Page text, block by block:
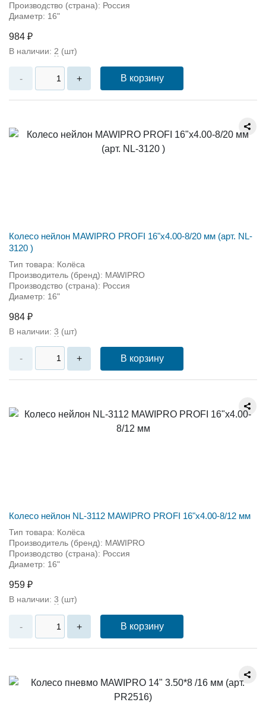
Производство (страна): Россия
Диаметр: 16"
984 ₽
В наличии: 2 (шт)
- + В корзину
Колесо нейлон MAWIPRO PROFI 16"х4.00-8/20 мм (арт. NL-
3120 )
Тип товара: Колёса
Производитель (бренд): MAWIPRO
Производство (страна): Россия
Диаметр: 16"
984 ₽
В наличии: 3 (шт)
- + В корзину
Колесо нейлон NL-3112 MAWIPRO PROFI 16"х4.00-8/12 мм
Тип товара: Колёса
Производитель (бренд): MAWIPRO
Производство (страна): Россия
Диаметр: 16"
959 ₽
В наличии: 3 (шт)
- + В корзину